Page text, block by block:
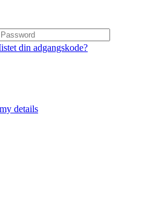
din adgangskode?
details